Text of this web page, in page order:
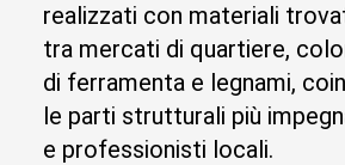
realizzati con materiali
tra mercati di quartiere,
di ferramenta e legnami,
le parti strutturali più
e professionisti locali.